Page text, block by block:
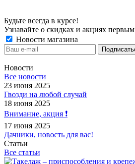
Будьте всегда в курсе!
Узнавайте о скидках и акциях первым
Новости магазина
Новости
Все новости
23 июня 2025
Гвозди на любой случай
18 июня 2025
Внимание, акция ❗️
17 июня 2025
Дачники, новость для вас!
Статьи
Все статьи